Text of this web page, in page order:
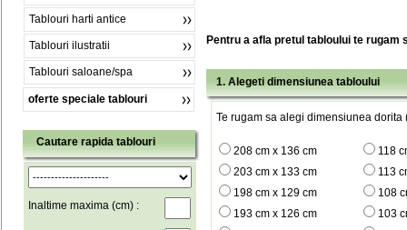
Tablouri harti antice
Tablouri ilustratii
Tablouri saloane/spa
oferte speciale tablouri
Cautare rapida tablouri
Inaltime maxima (cm) :
Pentru a afla pretul tabloului te rugam
1. Alegeti dimensiunea tabloului
Te rugam sa alegi dimensiunea dorita
208 cm x 136 cm
118
203 cm x 133 cm
113
198 cm x 129 cm
108
193 cm x 126 cm
103